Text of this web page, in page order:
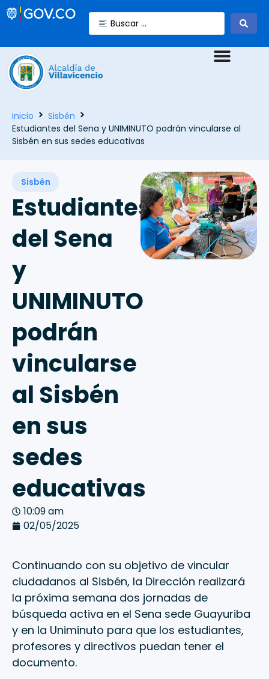
Inicio
Sisbén
Estudiantes del Sena y UNIMINUTO podrán vincularse al
Sisbén en sus sedes educativas
Sisbén
Estudiantes
del Sena
y
UNIMINUTO
podrán
vincularse
al Sisbén
en sus
sedes
educativas
10:09 am
02/05/2025
Continuando con su objetivo de vincular
ciudadanos al Sisbén, la Dirección realizará
la próxima semana dos jornadas de
búsqueda activa en el Sena sede Guayuriba
y en la Uniminuto para que los estudiantes,
profesores y directivos puedan tener el
documento.